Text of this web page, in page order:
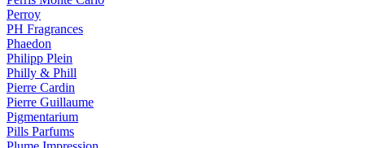
Perroy
PH Fragrances
Phaedon
Philipp Plein
Philly & Phill
Pierre Cardin
Pierre Guillaume
Pigmentarium
Pills Parfums